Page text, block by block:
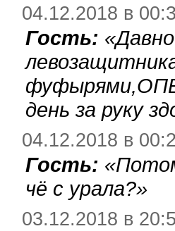
04.12.2018 в
Гость: «
день за руку
04.12.2018 в
Гость: «
чё с урала?»
03.12.2018 в